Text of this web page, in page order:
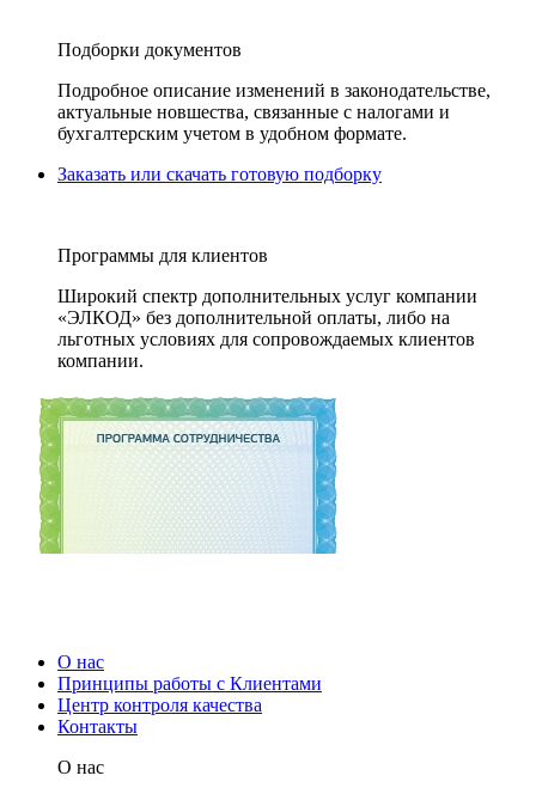
Подборки документов
Подробное описание изменений в законодательстве,
актуальные новшества, связанные с налогами и
бухгалтерским учетом в удобном формате.
Заказать или скачать готовую подборку
Программы для клиентов
Широкий спектр дополнительных услуг компании
«ЭЛКОД» без дополнительной оплаты, либо на
льготных условиях для сопровождаемых клиентов
компании.
О нас
Принципы работы с Клиентами
Центр контроля качества
Контакты
О нас